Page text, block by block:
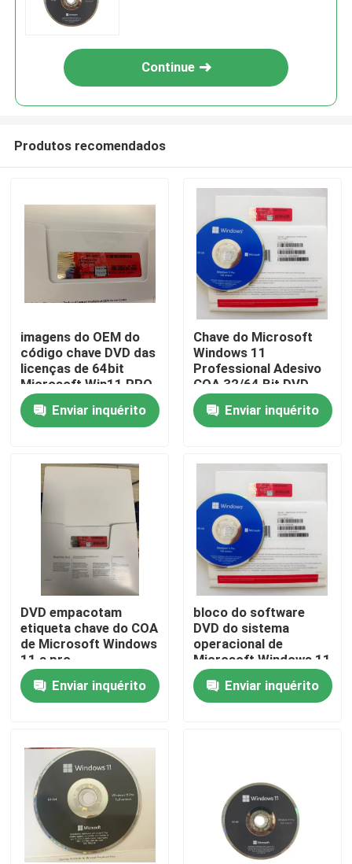
Casa
vídeos
Sobre nós
Excursão da fábrica
Controle da qualidade
Contacte-nos
Notícia
Casos
Chave da licença do software
Continue
Produtos recomendados
imagens do OEM do
código chave DVD das
licenças de 64bit
Microsoft Win11 PRO
Enviar inquérito
Chave do Microsoft
Windows 11
Professional Adesivo
COA 32/64 Bit DVD
Pacote OEM
Enviar inquérito
DVD empacotam
etiqueta chave do COA
de Microsoft Windows
11 a pro
Enviar inquérito
bloco do software
DVD do sistema
operacional de
Microsoft Windows 11
do modem 5G
Enviar inquérito